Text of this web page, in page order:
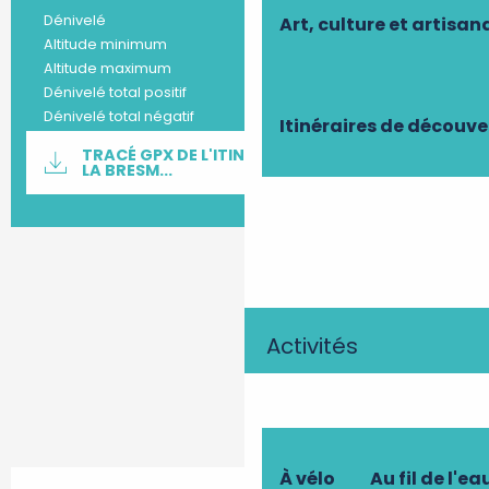
Art, culture et
Itinéraires de
Activités
À vélo Au fil de
Dénivelé 96 m
Altitude minimum
Altitude maximum
Dénivelé total positif
Dénivelé total négatif -96 m
Documentation
TRACÉ GPX DE L'ITINÉRAIRE : CIRCUIT DE
LA BRESM...
Ouverture et coordonnées